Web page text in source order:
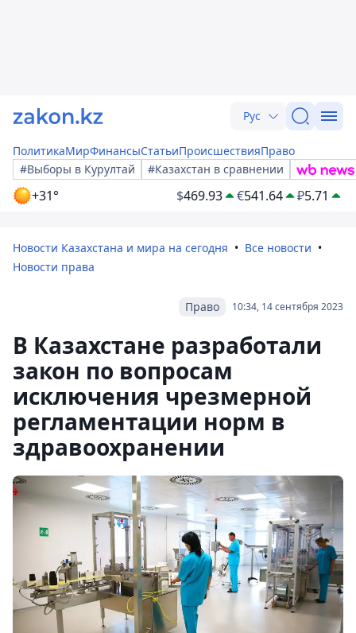
Рус
ПолитикаМирФинансыСтатьиПроисшествияПраво
#Выборы в Курултай
#Казахстан в сравнении
+31° $469.93 €541.64 ₽5.71
Новости Казахстана и мира на сегодня
Все новости
Новости права
10:34, 14 сентября 2023
Право
В Казахстане разработали
закон по вопросам
исключения чрезмерной
регламентации норм в
здравоохранении